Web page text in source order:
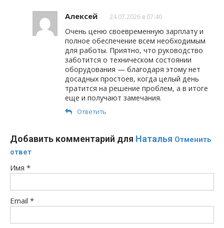
Алексей 24.07.2026 в 07:40
Очень ценю своевременную зарплату и
полное обеспечение всем необходимым
для работы. Приятно, что руководство
заботится о техническом состоянии
оборудования — благодаря этому нет
досадных простоев, когда целый день
тратится на решение проблем, а в итоге
еще и получают замечания.
Ответить
Добавить комментарий для Наталья Отменить
ответ
Имя *
Email *